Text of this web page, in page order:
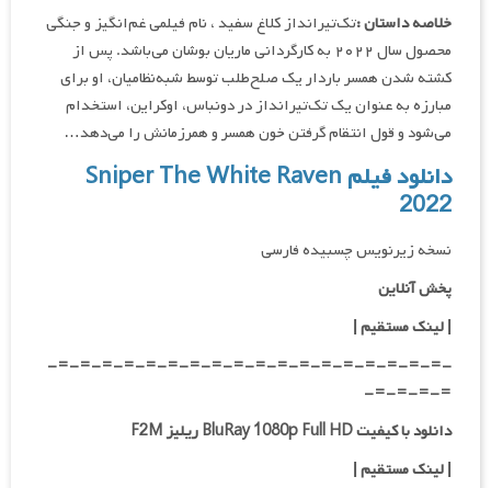
خلاصه داستان :تک‌تیرانداز کلاغ سفید ، نام فیلمی غم‌انگیز و جنگی
محصول سال ۲۰۲۲ به کارگردانی ماریان بوشان می‌باشد. پس از
کشته شدن همسر باردار یک صلح‌طلب توسط شبه‌نظامیان، او برای
مبارزه به عنوان یک تک‌تیرانداز در دونباس، اوکراین، استخدام
می‌شود و قول انتقام گرفتن خون همسر و همرزمانش را می‌دهد…
دانلود فیلم Sniper The White Raven
2022
نسخه زیرنویس چسبیده فارسی
پخش آنلاین
| لینک مستقیم|
-=-=-=-=-=-=-=-=-=-=-=-=-=-=-=-=-=-=-
=-=-=-=-
دانلود با کیفیت BluRay 1080p Full HD ریلیز F2M
|لینک مستقیم|